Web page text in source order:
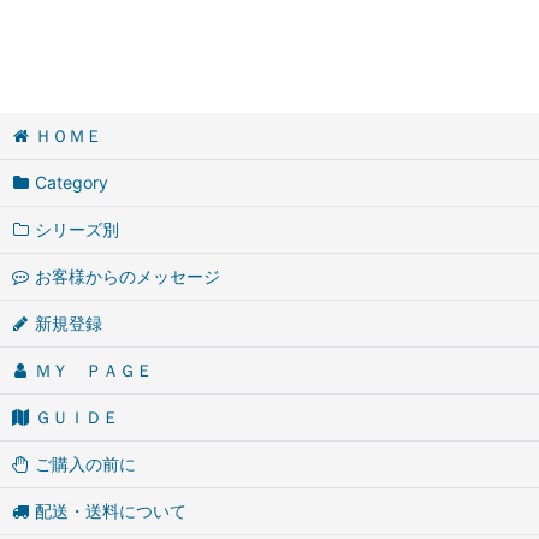
ＨＯＭＥ
Category
シリーズ別
お客様からのメッセージ
新規登録
ＭＹ ＰＡＧＥ
ＧＵＩＤＥ
ご購入の前に
配送・送料について